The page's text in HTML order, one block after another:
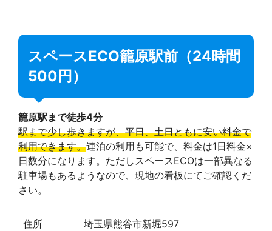
スペースECO籠原駅前（24時間
500円）
籠原駅まで徒歩4分
駅まで少し歩きますが、平日、土日ともに安い料金で
利用できます。連泊の利用も可能で、料金は1日料金×
日数分になります。ただしスペースECOは一部異なる
駐車場もあるようなので、現地の看板にてご確認くだ
さい。
住所
埼玉県熊谷市新堀597